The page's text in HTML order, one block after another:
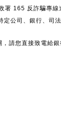
署 165 反詐騙專線
公司、銀行、司
請您直接致電給